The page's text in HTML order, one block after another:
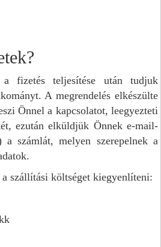
fizetés teljesítése után tudjuk
A megrendelés elkészülte
Önnel a kapcsolatot, leegyezteti
ezután elküldjük Önnek e-mail-
a számlát, melyen szerepelnek a
szállítási költséget kiegyenlíteni: